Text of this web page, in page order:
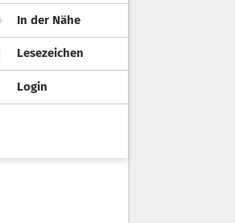
In der Nähe
Lesezeichen
Login